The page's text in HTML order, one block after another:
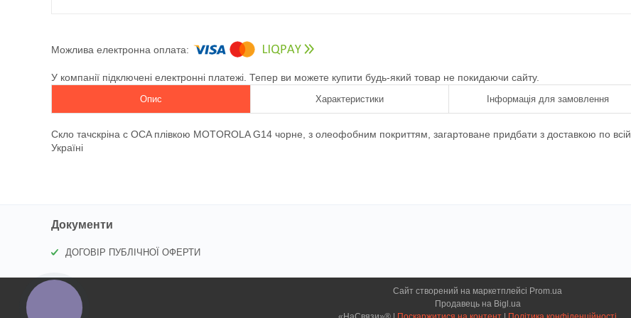
У компанії підключені електронні платежі. Тепер ви можете купити будь-який товар не покидаючи сайту.
Опис Характеристики Інформація для замовлення
Скло тачскріна c OCA плівкою MOTOROLA G14 чорне, з олеофобним покриттям, загартоване придбати з доставкою по всій
Україні
Документи
ДОГОВІР ПУБЛІЧНОЇ ОФЕРТИ
Сайт створений на маркетплейсі Prom.ua
Продавець на Bigl.ua